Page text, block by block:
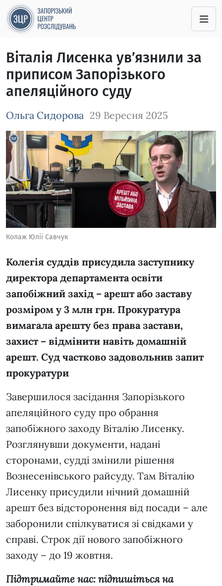
Віталія Лисенка ув’язнили за
приписом Запорізького
апеляційного суду
Ольга Сидорова 29 Вересня 2025
Зображення завантажується
Колаж Юлії Савчук
Колегія суддів присудила заступнику
директора департамента освіти
запобіжний захід – арешт або заставу
розміром у 3 млн грн. Прокуратура
вимагала арешту без права застави,
захист – відмінити навіть домашній
арешт. Суд частково задовольнив запит
прокуратури
Завершилося засідання Запорізького
апеляційного суду про обрання
запобіжного заходу Віталію Лисенку.
Розглянувши документи, надані
сторонами, судді змінили рішення
Вознесенівського райсуду. Там Віталію
Лисенку присудили нічний домашній
арешт без відсторонення від посади – але
заборонили спілкуватися зі свідками у
справі. Строк дії нового запобіжного
заходу – до 19 жовтня.
Підтримайте нас: підпишіться на